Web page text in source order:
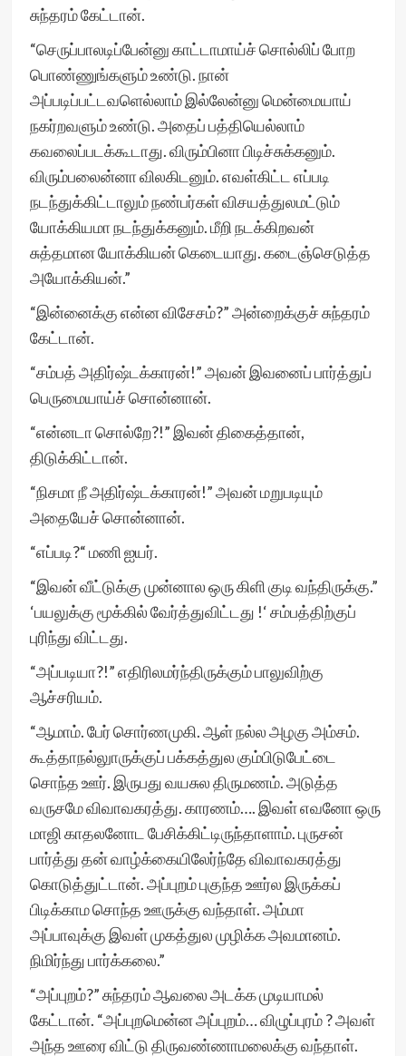
சுந்தரம் கேட்டான்.
“செருப்பாலடிப்பேன்னு காட்டாமாய்ச் சொல்லிப் போற
பொண்ணுங்களும் உண்டு. நான்
அப்படிப்பட்டவளெல்லாம் இல்லேன்னு மென்மையாய்
நகர்றவளும் உண்டு. அதைப் பத்தியெல்லாம்
கவலைப்படக்கூடாது. விரும்பினா பிடிச்சுக்கனும்.
விரும்பலைன்னா விலகிடனும். எவள்கிட்ட எப்படி
நடந்துக்கிட்டாலும் நண்பர்கள் விசயத்துலமட்டும்
யோக்கியமா நடந்துக்கனும். மீறி நடக்கிறவன்
சுத்தமான யோக்கியன் கெடையாது. கடைஞ்செடுத்த
அயோக்கியன்.”
“இன்னைக்கு என்ன விசேசம்?” அன்றைக்குச் சுந்தரம்
கேட்டான்.
“சம்பத் அதிர்ஷ்டக்காரன்!” அவன் இவனைப் பார்த்துப்
பெருமையாய்ச் சொன்னான்.
“என்னடா சொல்றே?!” இவன் திகைத்தான்,
திடுக்கிட்டான்.
“நிசமா நீ அதிர்ஷ்டக்காரன்!” அவன் மறுபடியும்
அதையேச் சொன்னான்.
“எப்படி?“ மணி ஐயர்.
“இவன் வீட்டுக்கு முன்னால ஒரு கிளி குடி வந்திருக்கு.”
‘பயலுக்கு மூக்கில் வேர்த்துவிட்டது !‘ சம்பத்திற்குப்
புரிந்து விட்டது.
“அப்படியா?!” எதிரிலமர்ந்திருக்கும் பாலுவிற்கு
ஆச்சரியம்.
“ஆமாம். பேர் சொர்ணமுகி. ஆள் நல்ல அழகு அம்சம்.
கூத்தாநல்லுாருக்குப் பக்கத்துல கும்பிடுபேட்டை
சொந்த ஊர். இருபது வயசுல திருமணம். அடுத்த
வருசமே விவாவகரத்து. காரணம்…. இவள் எவனோ ஒரு
மாஜி காதலனோட பேசிக்கிட்டிருந்தாளாம். புருசன்
பார்த்து தன் வாழ்க்கையிலேர்ந்தே விவாவகரத்து
கொடுத்துட்டான். அப்புறம் புகுந்த ஊர்ல இருக்கப்
பிடிக்காம சொந்த ஊருக்கு வந்தாள். அம்மா
அப்பாவுக்கு இவள் முகத்துல முழிக்க அவமானம்.
நிமிர்ந்து பார்க்கலை.”
“அப்புறம்?” சுந்தரம் ஆவலை அடக்க முடியாமல்
கேட்டான். “அப்புறமென்ன அப்புறம்… விழுப்புரம் ? அவள்
அந்த ஊரை விட்டு திருவண்ணாமலைக்கு வந்தாள்.